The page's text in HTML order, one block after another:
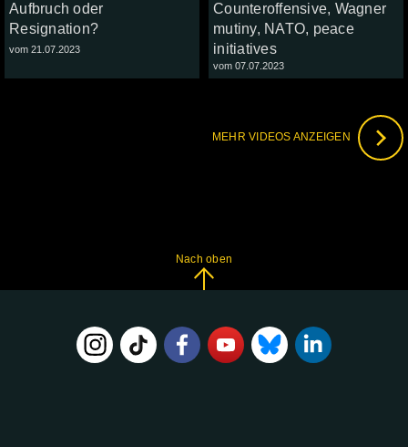
Aufbruch oder
Resignation?
vom 21.07.2023
Counteroffensive, Wagner
mutiny, NATO, peace
initiatives
vom 07.07.2023
MEHR VIDEOS ANZEIGEN
Nach oben